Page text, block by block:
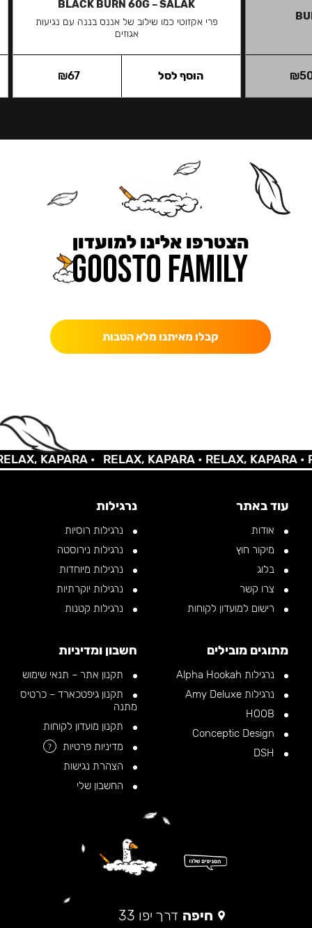
₪
BLACK BURN 60G – SALAK
פרי אקזוטי כמו שילוב של אננס בננה עם נגיעות
אגוזים
₪67 הוסף לסל
הצטרפו אלינו למועדון
קבלו מאיתנו מלא הטבות
KAPARA • RELAX, KAPARA •RELAX, KAPARA •
עוד באתר
אודות
מיקור חוץ
בלוג
צרו קשר
רישום למועדון לקוחות
נרגילות
נרגילות רוסיות
נרגילות נירוסטה
נרגילות מיוחדות
נרגילות יוקרתיות
נרגילות קטנות
מתוגים מובילים
נרגילות Alpha Hookah
נרגילות Amy Deluxe
חשבון ומדיניות
תקנון אתר – תנאי שימוש
תקנון גיפטכארד – כרטיס
מתנה
תקנון מועדון לקוחות
מדיניות פרטיות
?
הצהרת נגישות
החשבון שלי
חיפה דרך יפו 33